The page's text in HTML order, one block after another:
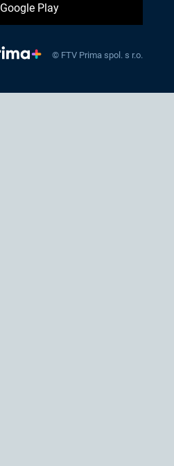
Google Play
© FTV Prima spol. s r.o.